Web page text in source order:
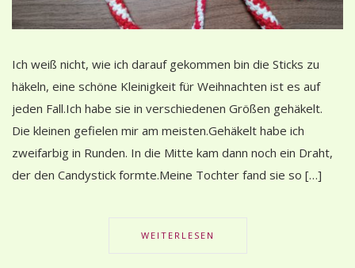
Ich weiß nicht, wie ich darauf gekommen bin die Sticks zu
häkeln, eine schöne Kleinigkeit für Weihnachten ist es auf
jeden Fall.Ich habe sie in verschiedenen Größen gehäkelt.
Die kleinen gefielen mir am meisten.Gehäkelt habe ich
zweifarbig in Runden. In die Mitte kam dann noch ein Draht,
der den Candystick formte.Meine Tochter fand sie so […]
WEITERLESEN